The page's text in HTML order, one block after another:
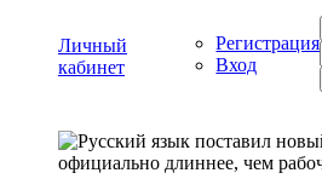
Личный
кабинет
Регистрация
Вход